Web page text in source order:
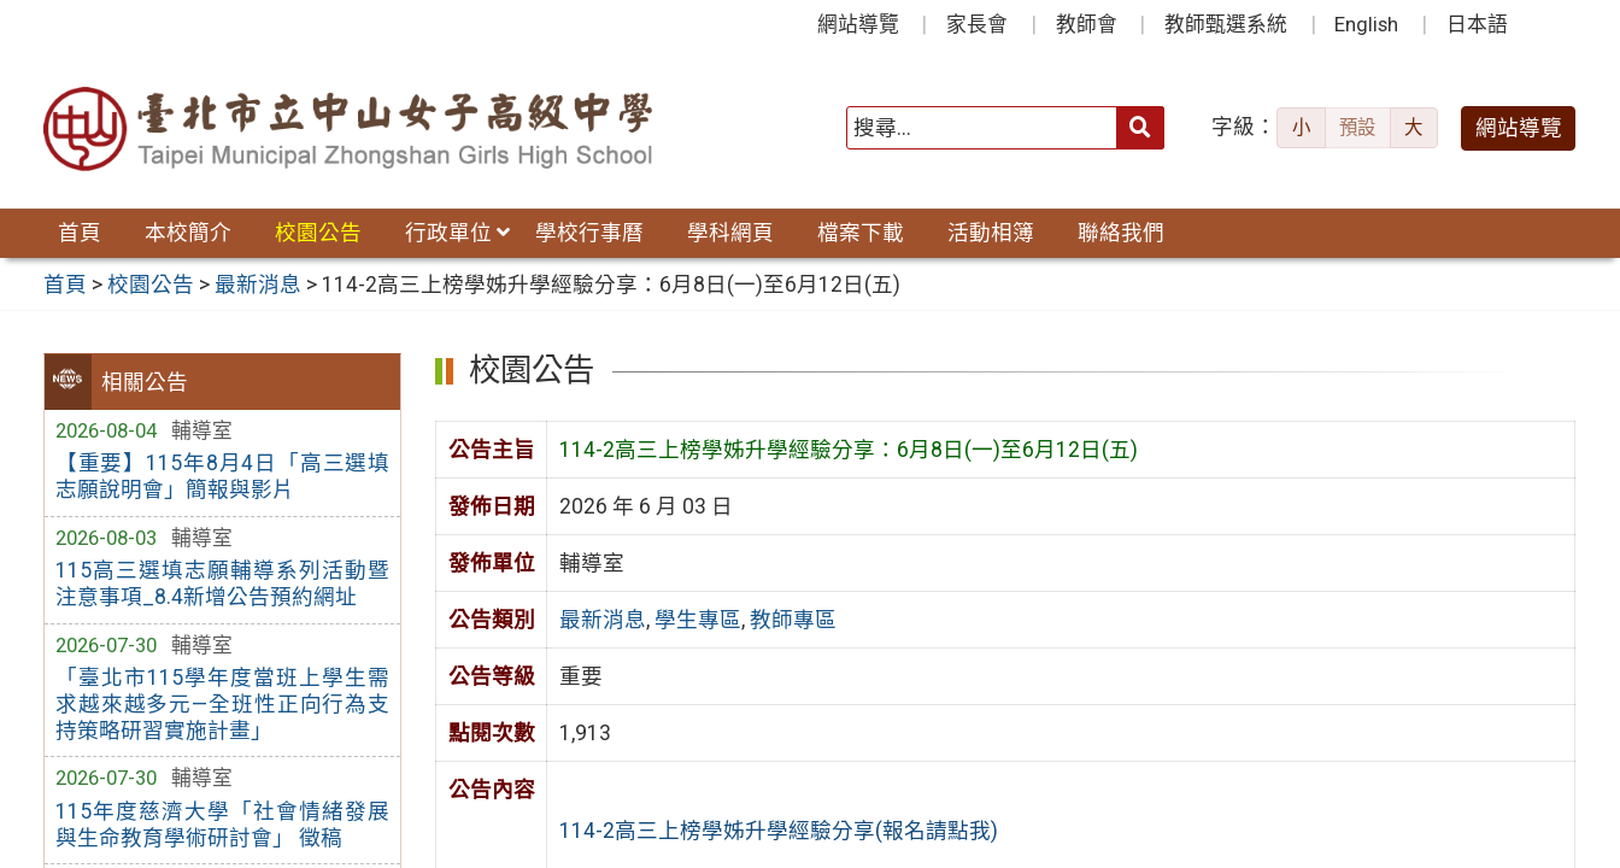
網站導覽 家長會 教師會 教師甄選系統 English 日本語
字級： 小 預設 大 網站導覽
首頁 本校簡介 校園公告 行政單位 學校行事曆 學科網頁 檔案下載 活動相簿 聯絡我們
首頁 >校園公告 > 最新消息 > 114-2高三上榜學姊升學經驗分享：6月8日(一)至6月12日(五)
相關公告
2026-08-04
輔導室
【重要】115年8月4日「高三選填
志願說明會」簡報與影片
2026-08-03
輔導室
115高三選填志願輔導系列活動暨
注意事項_8.4新增公告預約網址
2026-07-30
輔導室
「臺北市115學年度當班上學生需
求越來越多元—全班性正向行為支
持策略研習實施計畫」
2026-07-30
輔導室
115年度慈濟大學「社會情緒發展
與生命教育學術研討會」 徵稿
校園公告
公告主旨 114-2高三上榜學姊升學經驗分享：6月8日(一)至6月12日(五)
發佈日期 2026 年 6 月 03 日
發佈單位 輔導室
公告類別 最新消息, 學生專區, 教師專區
公告等級 重要
點閱次數 1,913
公告內容
114-2高三上榜學姊升學經驗分享(報名請點我)